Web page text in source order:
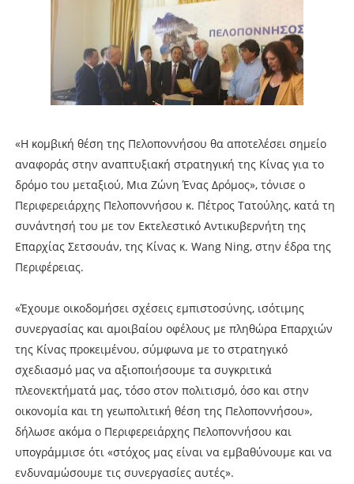
«Η κομβική θέση της Πελοποννήσου θα αποτελέσει σημείο
αναφοράς στην αναπτυξιακή στρατηγική της Κίνας για το
δρόμο του μεταξιού, Μια Ζώνη Ένας Δρόμος», τόνισε ο
Περιφερειάρχης Πελοποννήσου κ. Πέτρος Τατούλης, κατά τη
συνάντησή του με τον Εκτελεστικό Αντικυβερνήτη της
Επαρχίας Σετσουάν, της Κίνας κ. Wang Ning, στην έδρα της
Περιφέρειας.
«Έχουμε οικοδομήσει σχέσεις εμπιστοσύνης, ισότιμης
συνεργασίας και αμοιβαίου οφέλους με πληθώρα Επαρχιών
της Κίνας προκειμένου, σύμφωνα με το στρατηγικό
σχεδιασμό μας να αξιοποιήσουμε τα συγκριτικά
πλεονεκτήματά μας, τόσο στον πολιτισμό, όσο και στην
οικονομία και τη γεωπολιτική θέση της Πελοποννήσου»,
δήλωσε ακόμα ο Περιφερειάρχης Πελοποννήσου και
υπογράμμισε ότι «στόχος μας είναι να εμβαθύνουμε και να
ενδυναμώσουμε τις συνεργασίες αυτές».